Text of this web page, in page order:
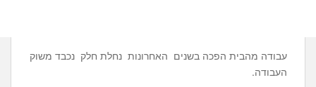
עבודה מהבית הפכה בשנים האחרונות נחלת חלק נכבד משוק
העבודה.